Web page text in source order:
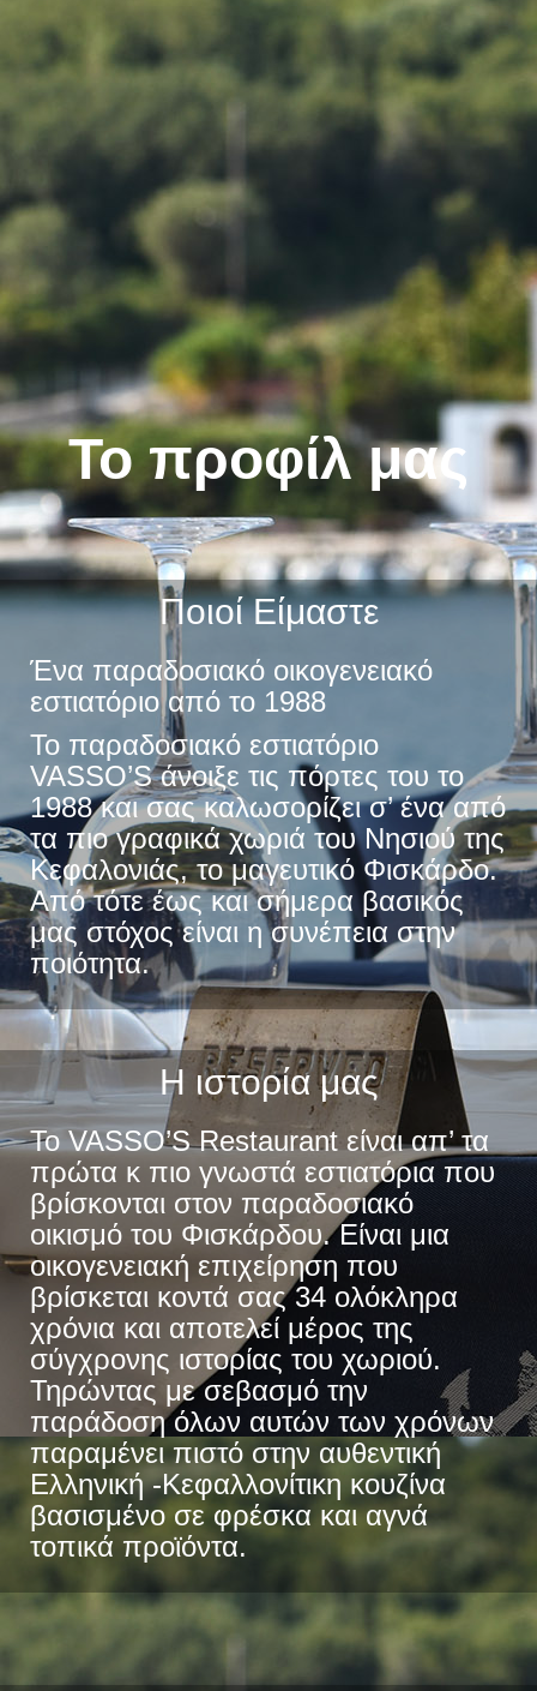
Το προφίλ μας
Ποιοί Είμαστε
Ένα παραδοσιακό οικογενειακό
εστιατόριο από το 1988
Το παραδοσιακό εστιατόριο
VASSO’S άνοιξε τις πόρτες του το
1988 και σας καλωσορίζει σ’ ένα από
τα πιο γραφικά χωριά του Νησιού της
Κεφαλονιάς, το μαγευτικό Φισκάρδο.
Από τότε έως και σήμερα βασικός
μας στόχος είναι η συνέπεια στην
ποιότητα.
Η ιστορία μας
Το VASSO’S Restaurant είναι απ’ τα
πρώτα κ πιο γνωστά εστιατόρια που
βρίσκονται στον παραδοσιακό
οικισμό του Φισκάρδου. Είναι μια
οικογενειακή επιχείρηση που
βρίσκεται κοντά σας 34 ολόκληρα
χρόνια και αποτελεί μέρος της
σύγχρονης ιστορίας του χωριού.
Τηρώντας με σεβασμό την
παράδοση όλων αυτών των χρόνων
παραμένει πιστό στην αυθεντική
Ελληνική -Κεφαλλονίτικη κουζίνα
βασισμένο σε φρέσκα και αγνά
τοπικά προϊόντα.